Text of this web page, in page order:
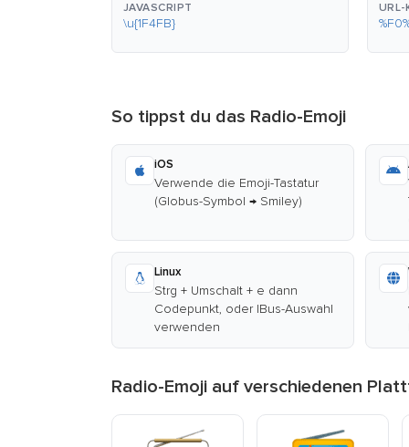
JAVASCRIPT
\u{1F4FB}
URL-
So tippst du das Radio-Emoji
iOS
Verwende die Emoji-Tastatur
(Globus-Symbol → Smiley)
Linux
Strg + Umschalt + e dann
Codepunkt, oder IBus-Auswahl
verwenden
Radio-Emoji auf verschiedenen